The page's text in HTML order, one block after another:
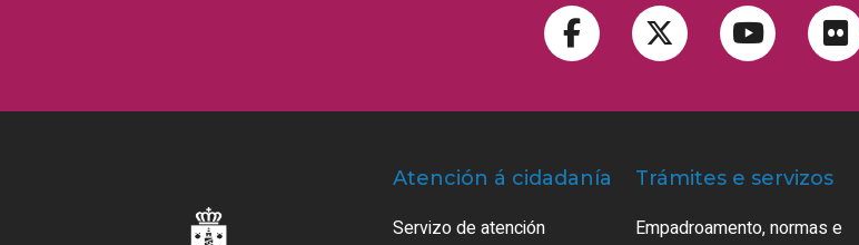
Atención á cidadanía
Servizo de atención
Trámites e servizos
Empadroamento, normas e